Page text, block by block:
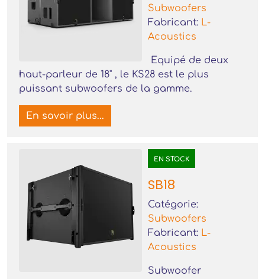
Subwoofers
Fabricant: L-
Acoustics
Equipé de deux
haut-parleur de 18" , le KS28 est le plus
puissant subwoofers de la gamme.
En savoir plus...
EN STOCK
SB18
Catégorie:
Subwoofers
Fabricant: L-
Acoustics
Subwoofer